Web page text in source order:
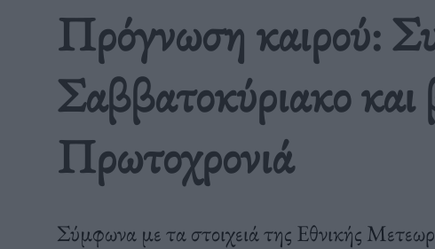
Πρόγνωση καιρού:
Σαββατοκύριακο και
Πρωτοχρονιά
Σύμφωνα με τα στοιχειά της Εθνικής